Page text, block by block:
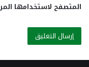
المتصفح لاستخدامها